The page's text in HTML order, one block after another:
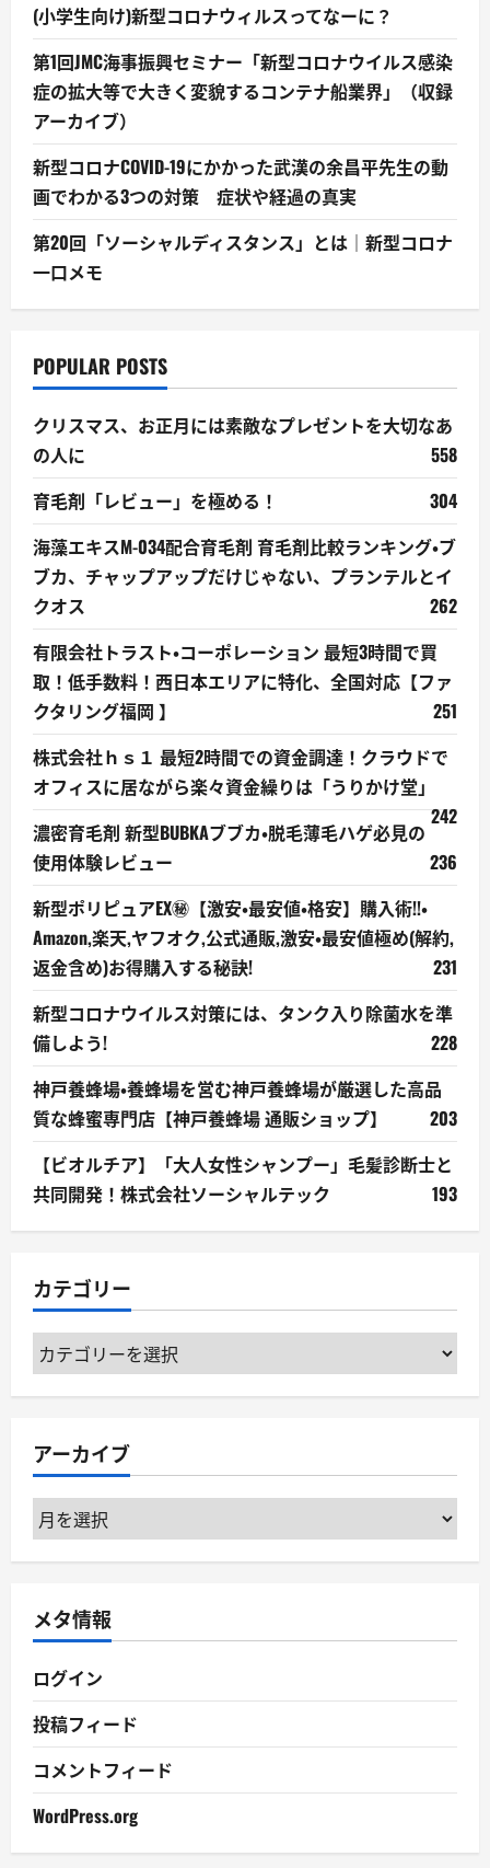
(小学生向け)新型コロナウィルスってなーに？
第1回JMC海事振興セミナー「新型コロナウイルス感染
症の拡大等で大きく変貌するコンテナ船業界」（収録
アーカイブ）
新型コロナCOVID-19にかかった武漢の余昌平先生の動
画でわかる3つの対策 症状や経過の真実
第20回「ソーシャルディスタンス」とは｜新型コロナ
一口メモ
POPULAR POSTS
クリスマス、お正月には素敵なプレゼントを大切なあ
の人に
558
育毛剤「レビュー」を極める！
304
海藻エキスM-034配合育毛剤 育毛剤比較ランキング・ブ
ブカ、チャップアップだけじゃない、プランテルとイ
クオス
262
有限会社トラスト・コーポレーション 最短3時間で買
取！低手数料！西日本エリアに特化、全国対応【ファ
クタリング福岡 】
251
株式会社ｈｓ１ 最短2時間での資金調達！クラウドで
オフィスに居ながら楽々資金繰りは「うりかけ堂」
242
濃密育毛剤 新型BUBKAブブカ・脱毛薄毛ハゲ必見の
使用体験レビュー
236
新型ポリピュアEX㊙【激安・最安値・格安】購入術!!・
Amazon,楽天,ヤフオク,公式通販,激安・最安値極め(解約,
返金含め)お得購入する秘訣!
231
新型コロナウイルス対策には、タンク入り除菌水を準
備しよう!
228
神戸養蜂場・養蜂場を営む神戸養蜂場が厳選した高品
質な蜂蜜専門店【神戸養蜂場 通販ショップ】
203
【ビオルチア】「大人女性シャンプー」毛髪診断士と
共同開発！株式会社ソーシャルテック
193
カテゴリー
カ
テ
ゴ
ー
アーカイブ
ア
ー
カ
ブ
メタ情報
ログイン
投稿フィード
コメントフィード
WordPress.org